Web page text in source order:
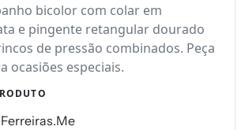
bicolor com colar em
e pingente retangular dourado
de pressão combinados. Peça
ocasiões especiais.
Ferreiras.Me